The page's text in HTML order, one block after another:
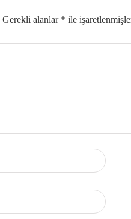
Gerekli alanlar * ile